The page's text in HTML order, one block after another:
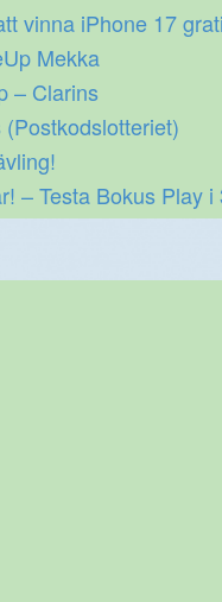
vinna iPhone 17
Mekka
– Clarins
– Testa Bokus Play i